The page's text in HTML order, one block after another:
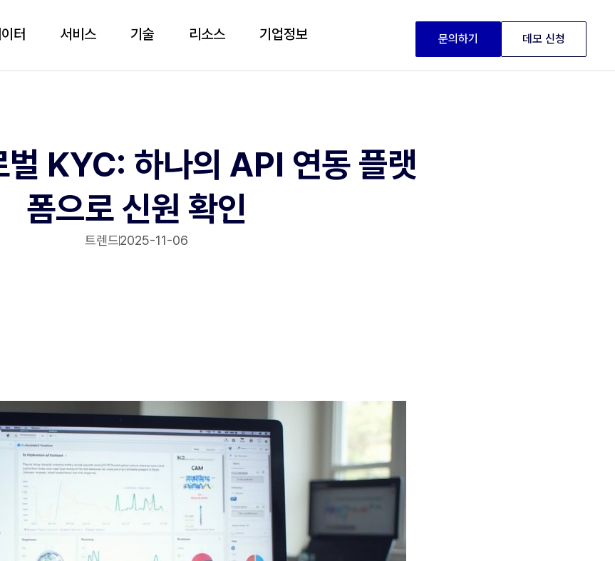
터 서비스 기술 리소스 기업정보 문의하기 데모 신청
벌 KYC: 하나의 API 연동 플랫
폼으로 신원 확인
트렌드2025-11-06